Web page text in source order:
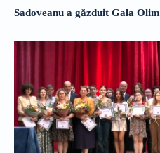
Sadoveanu a găzduit Gala